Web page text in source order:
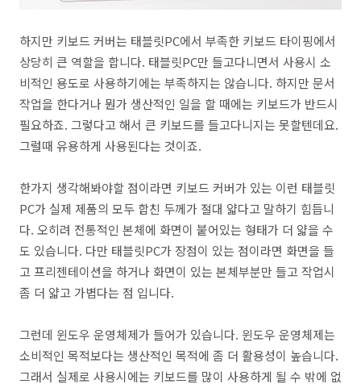
하지만 키보드 커버는 태블릿PC에서 부족한 키보드 타이핑에서
상당히 큰 역할을 합니다. 태블릿PC만 들고다니면서 사용시 소
비적인 용도로 사용하기에는 부족하지는 않습니다. 하지만 문서
작업을 한다거나 뭔가 생산적인 일을 할 때에는 키보드가 반드시
필요하죠. 그렇다고 해서 큰 키보드를 들고다니지는 못할텐데요.
그럴때 유용하게 사용된다는 것이죠.
한가지 생각해봐야할 점이라면 키보드 커버가 있는 이런 태블릿
PC가 실제 제품의 모두 합친 두께가 절대 얇다고 말하기 힘듭니
다. 오히려 전통적인 본체에 화면이 붙어있는 형태가 더 얇을 수
도 있습니다. 다만 태블릿PC가 장점이 있는 점이라면 화면을 들
고 프리젠테이션을 하거나 화면이 있는 본체부분만 들고 작업시
좀 더 얇고 가볍다는 점 입니다.
그런데 윈도우 운영체제가 들어가 있습니다. 윈도우 운영체제는
소비적인 목적보다는 생산적인 목적에 좀 더 활용성이 높습니다.
그래서 실제로 사용시에는 키보드를 많이 사용하게 될 수 밖에 없